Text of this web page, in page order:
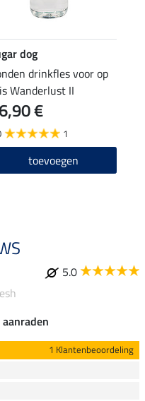
dog
drinkfles voor op
Wanderlust II
€
1
toevoegen
5.0
1 Klantenbeoordeling